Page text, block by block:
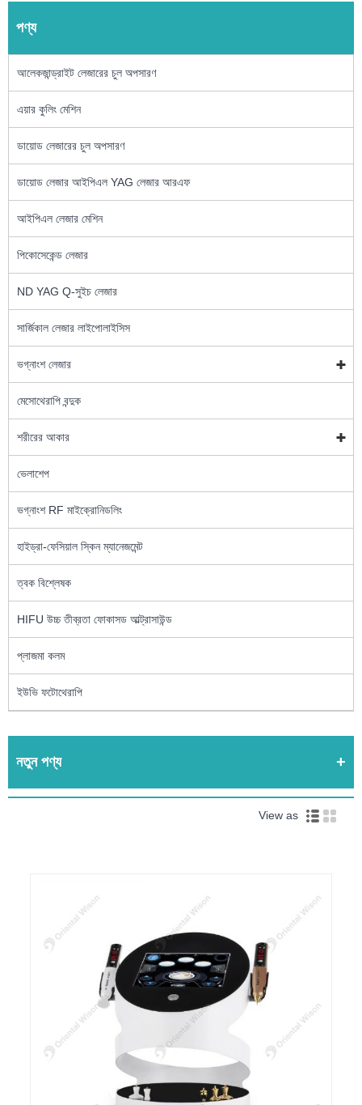
পণ্য
আলেকজান্ড্রাইট লেজারের চুল অপসারণ
এয়ার কুলিং মেশিন
ডায়োড লেজারের চুল অপসারণ
ডায়োড লেজার আইপিএল YAG লেজার আরএফ
আইপিএল লেজার মেশিন
পিকোসেকেন্ড লেজার
ND YAG Q-সুইচ লেজার
সার্জিকাল লেজার লাইপোলাইসিস
ভগ্নাংশ লেজার
মেসোথেরাপি বন্দুক
শরীরের আকার
ভেলাশেপ
ভগ্নাংশ RF মাইক্রোনিডলিং
হাইড্রা-ফেসিয়াল স্কিন ম্যানেজমেন্ট
ত্বক বিশ্লেষক
HIFU উচ্চ তীব্রতা ফোকাসড আল্ট্রাসাউন্ড
প্লাজমা কলম
ইউভি ফটোথেরাপি
নতুন পণ্য
View as